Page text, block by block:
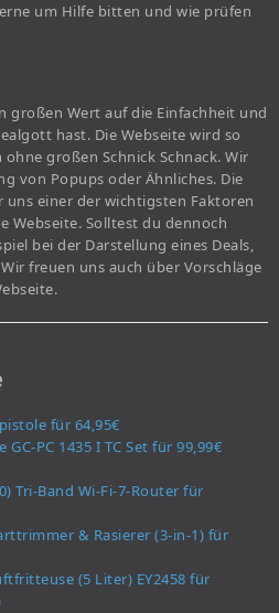
um Hilfe bitten und wie prüfen
großen Wert auf die Einfachheit und
hast. Die Webseite wird so
großen Schnick Schnack. Wir
von Popups oder Ähnliches. Die
einer der wichtigsten Faktoren
Webseite. Solltest du dennoch
bei der Darstellung eines Deals,
freuen uns auch über Vorschläge
für 64,95€
PC 1435 I TC Set für 99,99€
Tri-Band Wi-Fi-7-Router für
& Rasierer (3-in-1) für
(5 Liter) EY2458 für